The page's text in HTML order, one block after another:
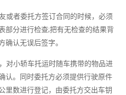
者委托方签订合同的时候，必须
部分进行检查;把有无检查的结果背
确认无误后签字。
小轿车托运时随车携带的物品进
认。同时委托方必须提供行驶原件
里数进行登记，由委托方交出车钥